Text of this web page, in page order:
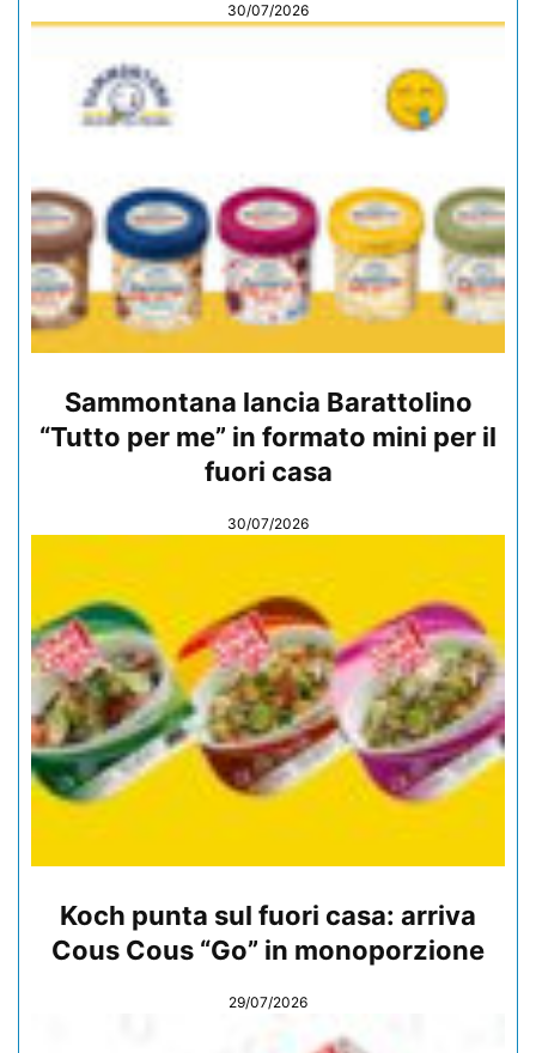
30/07/2026
Sammontana lancia Barattolino
“Tutto per me” in formato mini per il
fuori casa
30/07/2026
Koch punta sul fuori casa: arriva
Cous Cous “Go” in monoporzione
29/07/2026